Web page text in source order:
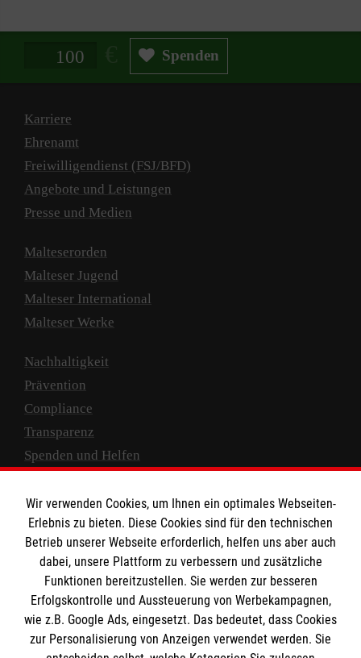
Spendenbetrag in Euro Spenden
Karriere
Ehrenamt
Freiwilligendienst (FSJ/BFD)
Angebote und Leistungen
Presse und Medien
Malteserorden
Malteser Jugend
Malteser International
Malteser Werke
Nachhaltigkeit
Prävention
Compliance
Transparenz
Spenden und Helfen
Empfänger: Malteser Hilfsdienst e.V.
IBAN: DE10 3706 0120 1201 2000 12
BIC: GENODED 1PA7
Wir verwenden Cookies, um Ihnen ein optimales Webseiten-
Erlebnis zu bieten. Diese Cookies sind für den technischen
Betrieb unserer Webseite erforderlich, helfen uns aber auch
dabei, unsere Plattform zu verbessern und zusätzliche
Funktionen bereitzustellen. Sie werden zur besseren
Erfolgskontrolle und Aussteuerung von Werbekampagnen,
wie z.B. Google Ads, eingesetzt. Das bedeutet, dass Cookies
zur Personalisierung von Anzeigen verwendet werden. Sie